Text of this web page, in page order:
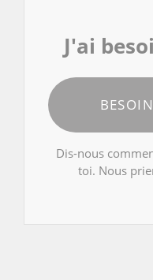
J'ai
Dis-nous
toi. Nous